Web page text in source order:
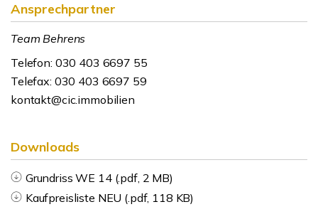
Ansprechpartner
Team Behrens
Telefon: 030 403 6697 55
Telefax: 030 403 6697 59
kontakt@cic.immobilien
Downloads
Grundriss WE 14 (.pdf, 2 MB)
Kaufpreisliste NEU (.pdf, 118 KB)